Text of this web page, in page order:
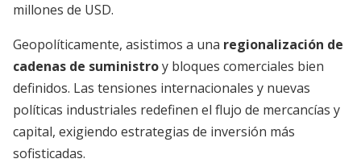
millones de USD.
Geopolíticamente, asistimos a una regionalización de
cadenas de suministroy bloques comerciales bien
definidos. Las tensiones internacionales y nuevas
políticas industriales redefinen el flujo de mercancías y
capital, exigiendo estrategias de inversión más
sofisticadas.